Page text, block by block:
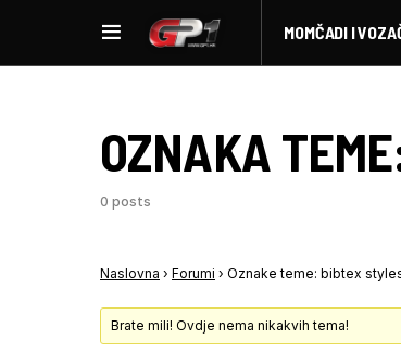
MOMČADI I
OZNAKA
0 posts
Naslovna › Forumi › Oznake teme: bibtex
Brate mili! Ovdje nema nikakvih tema!